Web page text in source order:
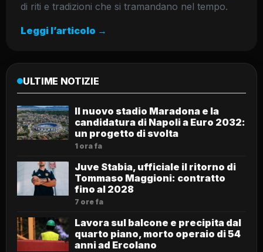
di riti e tradizioni che si tramandano nel tempo.
Leggi l’articolo →
ULTIME NOTIZIE
Il nuovo stadio Maradona e la
candidatura di Napoli a Euro 2032:
un progetto di svolta
1 ora fa
Juve Stabia, ufficiale il ritorno di
Tommaso Maggioni: contratto
fino al 2028
7 ore fa
Lavora sul balcone e precipita dal
quarto piano, morto operaio di 54
anni ad Ercolano